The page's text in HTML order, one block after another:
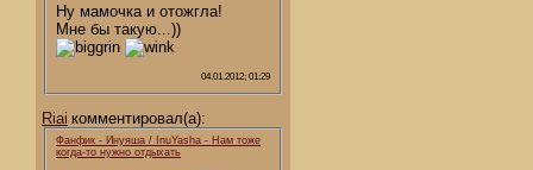
Ну мамочка и отожгла!
Мне бы такую...))
04.01.2012; 01:29
Riai комментировал(а):
Фанфик - Инуяша / InuYasha - Нам тоже
когда-то нужно отдыхать